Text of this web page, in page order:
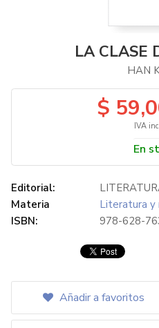
LA CLASE
HAN
$
IVA
En
Editorial:
Materia
Literatura y
ISBN:
978-628-
Añadir a favoritos